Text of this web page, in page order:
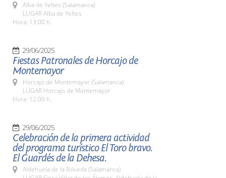
Alba de Yeltes (Salamanca)
LUGAR Alba de Yeltes
Hora: 13:00 h.
29/06/2025
Fiestas Patronales de Horcajo de
Montemayor
Horcajo de Montemayor (Salamanca)
LUGAR Horcajo de Montemayor
Hora: 12:00 h.
29/06/2025
Celebración de la primera actividad
del programa turístico El Toro bravo.
El Guardés de la Dehesa.
Aldehuela de la Bóveda (Salamanca)